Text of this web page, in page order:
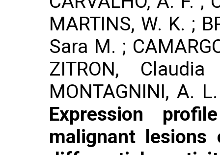
MARTINS, W. K. ;
Sara M. ;
ZITRON,
MONTAGNINI, A.
Expression
malignant lesions